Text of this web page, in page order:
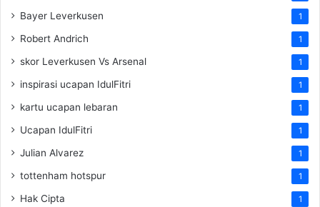
Bayer Leverkusen 1
Robert Andrich 1
skor Leverkusen Vs Arsenal 1
inspirasi ucapan IdulFitri 1
kartu ucapan lebaran 1
Ucapan IdulFitri 1
Julian Alvarez 1
tottenham hotspur 1
Hak Cipta 1